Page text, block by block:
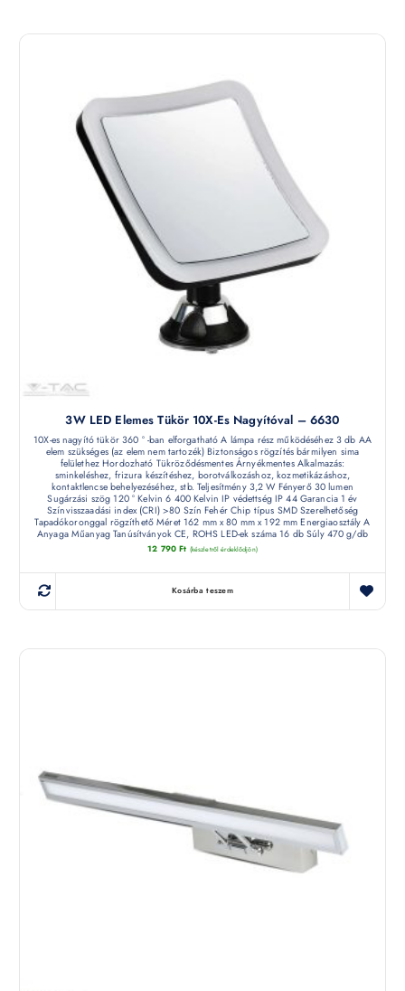
3W LED Elemes Tükör 10X-Es Nagyítóval – 6630
10X-es nagyító tükör 360 ° -ban elforgatható A lámpa rész működéséhez 3 db AA
elem szükséges (az elem nem tartozék) Biztonságos rögzítés bármilyen sima
felülethez Hordozható Tükröződésmentes Árnyékmentes Alkalmazás:
sminkeléshez, frizura készítéshez, borotválkozáshoz, kozmetikázáshoz,
kontaktlencse behelyezéséhez, stb. Teljesítmény 3,2 W Fényerő 30 lumen
Sugárzási szög 120 ° Kelvin 6 400 Kelvin IP védettség IP 44 Garancia 1 év
Színvisszaadási index (CRI) >80 Szín Fehér Chip típus SMD Szerelhetőség
Tapadókoronggal rögzíthető Méret 162 mm x 80 mm x 192 mm Energiaosztály A
Anyaga Műanyag Tanúsítványok CE, ROHS LED-ek száma 16 db Súly 470 g/db
12 790Ft (készletről érdeklődjön)
Kosárba teszem